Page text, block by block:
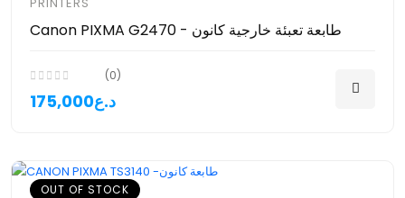
Canon PIXMA G2470 - طابعة تعبئة خارجية كانون
(0)
175,000د.ع
OUT OF STOCK